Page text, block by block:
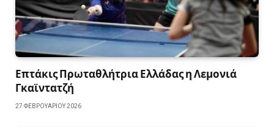
Επτάκις Πρωταθλήτρια Ελλάδας η Λεμονιά
Γκαϊντατζή
27 ΦΕΒΡΟΥΑΡΊΟΥ 2026